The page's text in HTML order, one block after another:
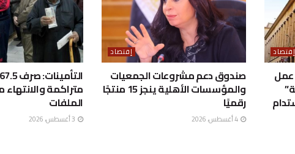
إقتصاد
صندوق دعم مشروعات الجمعيات
والمؤسسات الأهلية ينجز 15 منتجًا
رقميًا الملفات